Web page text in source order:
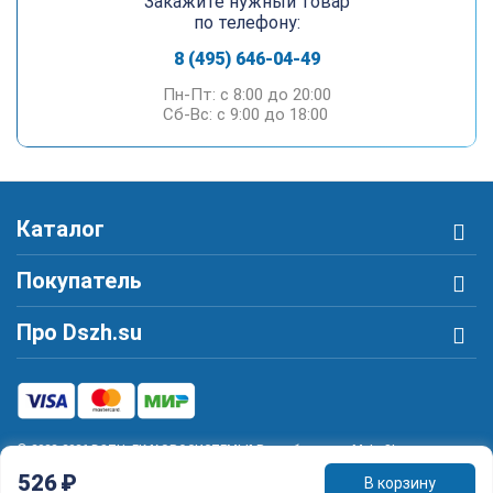
526₽ В корзину
по телефону:
8 (495) 646-04-49
Пн-Пт: c 8:00 до 20:00
Сб-Вс: c 9:00 до 18:00
Каталог
Покупатель
Про Dszh.su
© 2022-2026 DSZH. ГК "АЭРОСИСТЕМЫ" Разработано в MakeShop.pro